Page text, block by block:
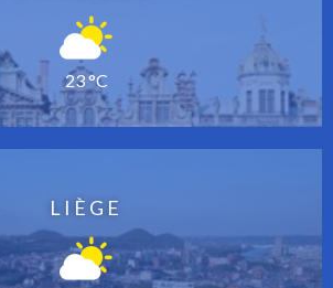
23 °C
LIÈGE